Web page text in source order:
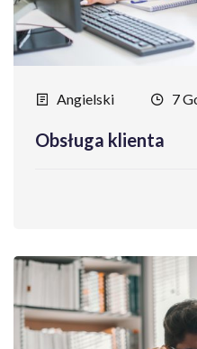
Angielski 7
Obsługa klienta